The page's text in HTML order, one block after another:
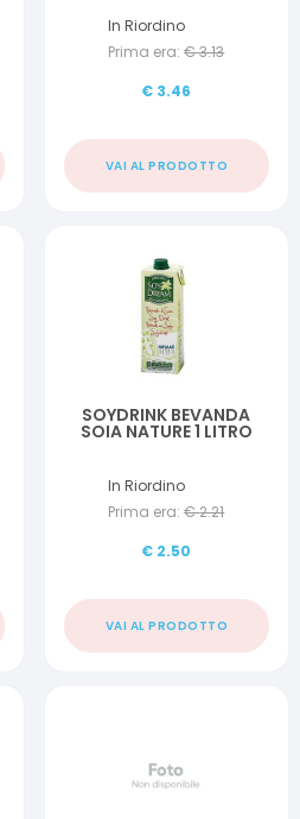
In Riordino
Prima era: €3.13
€ 3.46
VAI AL PRODOTTO
SOYDRINK BEVANDA
SOIA NATURE 1 LITRO
In Riordino
Prima era: €2.21
€ 2.50
VAI AL PRODOTTO